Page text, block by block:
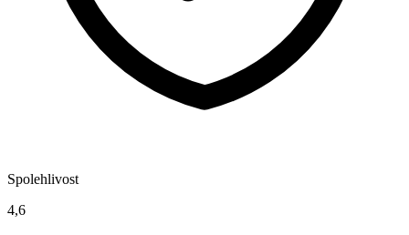
Spolehlivost
4,6